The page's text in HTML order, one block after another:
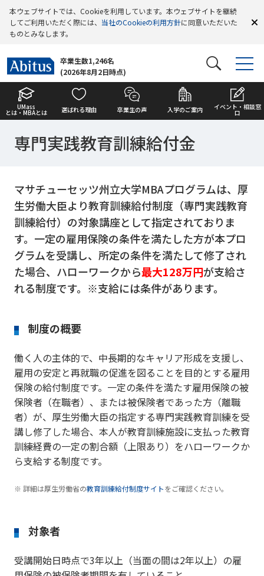
本ウェブサイトでは、Cookieを利用しています。本ウェブサイトを継続
してご利用いただく際には、 当社のCookieの利用方針に同意いただいた
ものとみなします。
卒業生数1,246名
(2026年8月2日時点)
UMass
とは・MBAとは 選ばれる理由 卒業生の声 入学のご案内 イベント・相談窓
口
専門実践教育訓練給付金
マサチューセッツ州立大学MBAプログラムは、厚
生労働大臣より教育訓練給付制度（専門実践教育
訓練給付）の対象講座として指定されておりま
す。一定の雇用保険の条件を満たした方が本プロ
グラムを受講し、所定の条件を満たして修了され
た場合、ハローワークから最大128万円が支給さ
れる制度です。※支給には条件があります。
制度の概要
働く人の主体的で、中長期的なキャリア形成を支援し、
雇用の安定と再就職の促進を図ることを目的とする雇用
保険の給付制度です。一定の条件を満たす雇用保険の被
保険者（在職者）、または被保険者であった方（離職
者）が、厚生労働大臣の指定する専門実践教育訓練を受
講し修了した場合、本人が教育訓練施設に支払った教育
訓練経費の一定の割合額（上限あり）をハローワークか
ら支給する制度です。
詳細は厚生労働省の教育訓練給付制度サイトをご確認ください。
対象者
受講開始日時点で3年以上（当面の間は2年以上）の雇